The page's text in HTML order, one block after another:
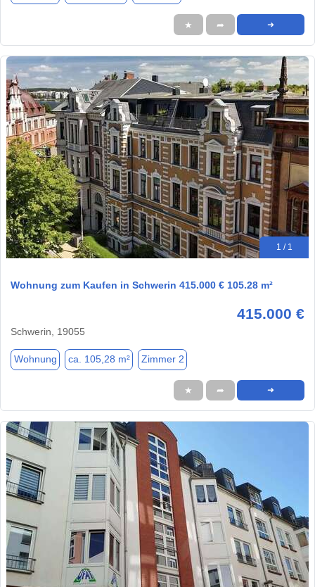
★ ➦ ➜
1 / 1
Wohnung zum Kaufen in Schwerin 415.000 € 105.28 m²
415.000 €
Schwerin, 19055
Wohnung ca. 105,28 m² Zimmer 2
★ ➦ ➜